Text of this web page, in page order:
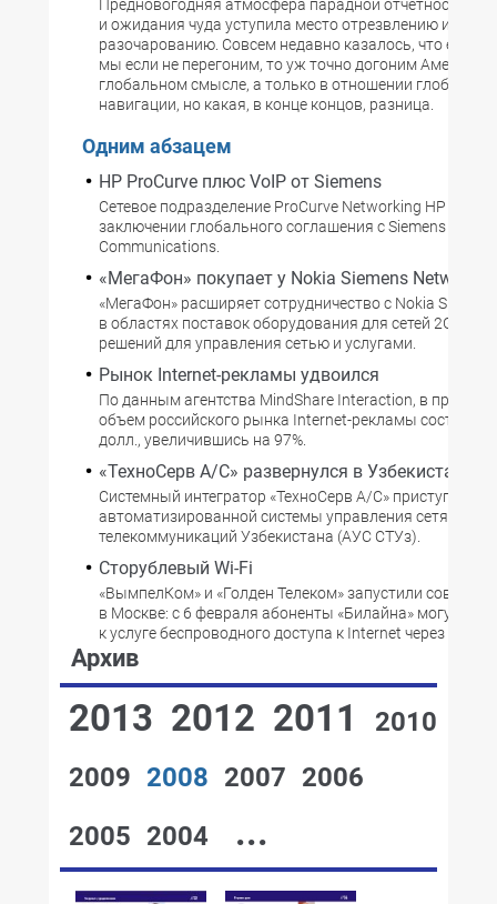
Предновогодняя атмосфера парадной отчетности,
и ожидания чуда уступила место отрезвлению и
разочарованию. Совсем недавно казалось, что еще
мы если не перегоним, то уж точно догоним Америку.
глобальном смысле, а только в отношении
навигации, но какая, в конце концов, разница.
Одним абзацем
HP ProCurve плюс VoIP от Siemens
Сетевое подразделение ProCurve Networking HP
заключении глобального соглашения с Siemens
Communications.
«МегаФон» покупает у Nokia Siemens Networks
«МегаФон» расширяет сотрудничество с Nokia
в областях поставок оборудования для сетей 2G GSM/
решений для управления сетью и услугами.
Рынок Internet-рекламы удвоился
По данным агентства MindShare Interaction, в
объем российского рынка Internet-рекламы составил
долл., увеличившись на 97%.
«ТехноСерв А/С» развернулся в Узбекистане
Системный интегратор «ТехноСерв А/С» приступил к
автоматизированной системы управления сетями
телекоммуникаций Узбекистана (АУС СТУз).
Сторублевый Wi-Fi
«ВымпелКом» и «Голден Телеком» запустили
в Москве: с 6 февраля абоненты «Билайна» могут
к услуге беспроводного доступа к Internet через сеть
Архив
2013 2012 2011
2010
2009 2008 2007 2006
2005 2004 ...